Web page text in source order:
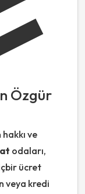
Özgür
ve
odaları,
ücret
veya kredi